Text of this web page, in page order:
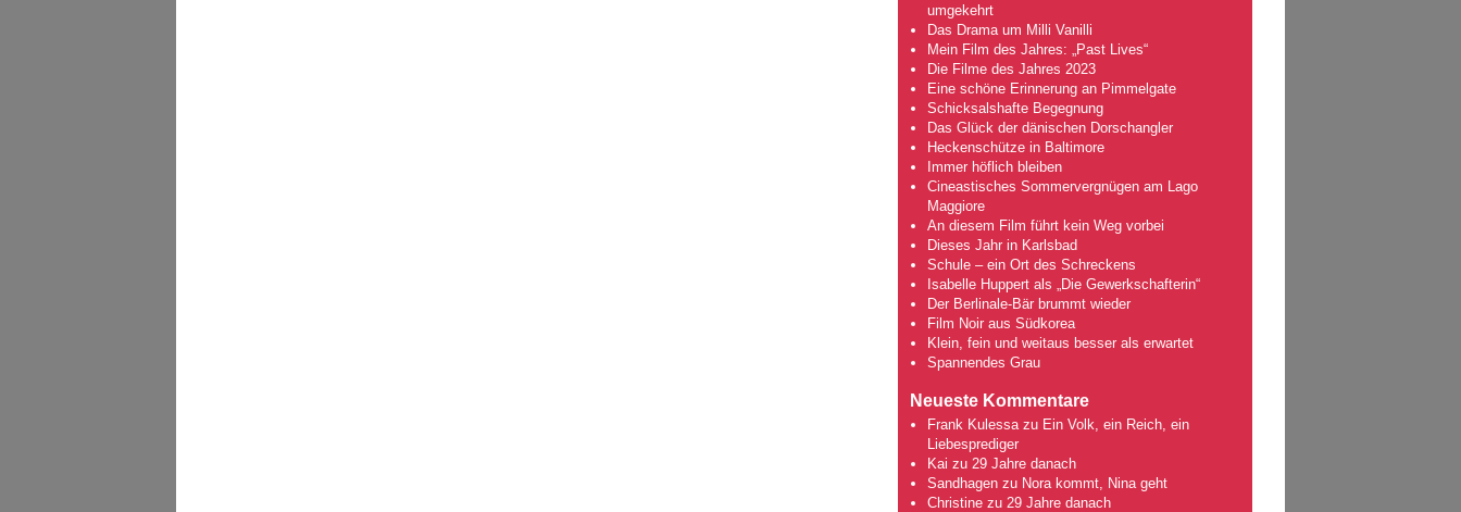
umgekehrt
Das Drama um Milli Vanilli
Mein Film des Jahres: „Past Lives“
Die Filme des Jahres 2023
Eine schöne Erinnerung an Pimmelgate
Schicksalshafte Begegnung
Das Glück der dänischen Dorschangler
Heckenschütze in Baltimore
Immer höflich bleiben
Cineastisches Sommervergnügen am Lago
Maggiore
An diesem Film führt kein Weg vorbei
Dieses Jahr in Karlsbad
Schule – ein Ort des Schreckens
Isabelle Huppert als „Die Gewerkschafterin“
Der Berlinale-Bär brummt wieder
Film Noir aus Südkorea
Klein, fein und weitaus besser als erwartet
Spannendes Grau
Neueste Kommentare
Frank Kulessazu Ein Volk, ein Reich, ein
Liebesprediger
Kai zu 29 Jahre danach
Sandhagenzu Nora kommt, Nina geht
Christinezu 29 Jahre danach